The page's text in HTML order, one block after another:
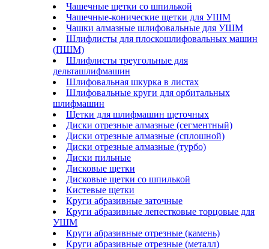
Чашечные щетки со шпилькой
Чашечные-конические щетки для УШМ
Чашки алмазные шлифовальные для УШМ
Шлифлисты для плоскошлифовальных машин
(ПШМ)
Шлифлисты треугольные для
дельташлифмашин
Шлифовальная шкурка в листах
Шлифовальные круги для орбитальных
шлифмашин
Щетки для шлифмашин щеточных
Диски отрезные алмазные (сегментный)
Диски отрезные алмазные (сплошной)
Диски отрезные алмазные (турбо)
Диски пильные
Дисковые щетки
Дисковые щетки со шпилькой
Кистевые щетки
Круги абразивные заточные
Круги абразивные лепестковые торцовые для
УШМ
Круги абразивные отрезные (камень)
Круги абразивные отрезные (металл)